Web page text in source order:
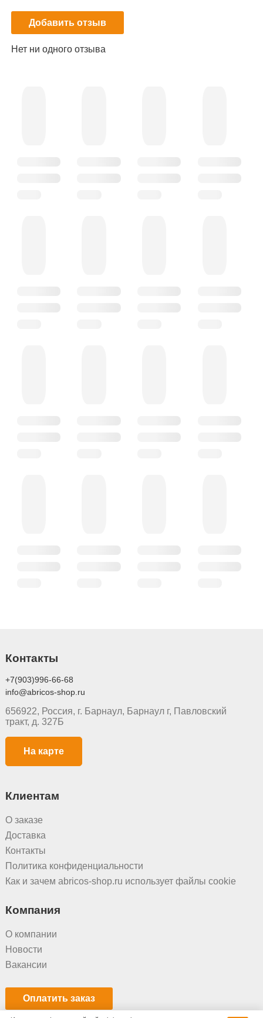
Добавить отзыв
Нет ни одного отзыва
Контакты
+7(903)996-66-68
info@abricos-shop.ru
656922, Россия, г. Барнаул, Барнаул г, Павловский
тракт, д. 327Б
На карте
Клиентам
О заказе
Доставка
Контакты
Политика конфиденциальности
Как и зачем abricos-shop.ru использует файлы cookie
Компания
О компании
Новости
Вакансии
Оплатить заказ